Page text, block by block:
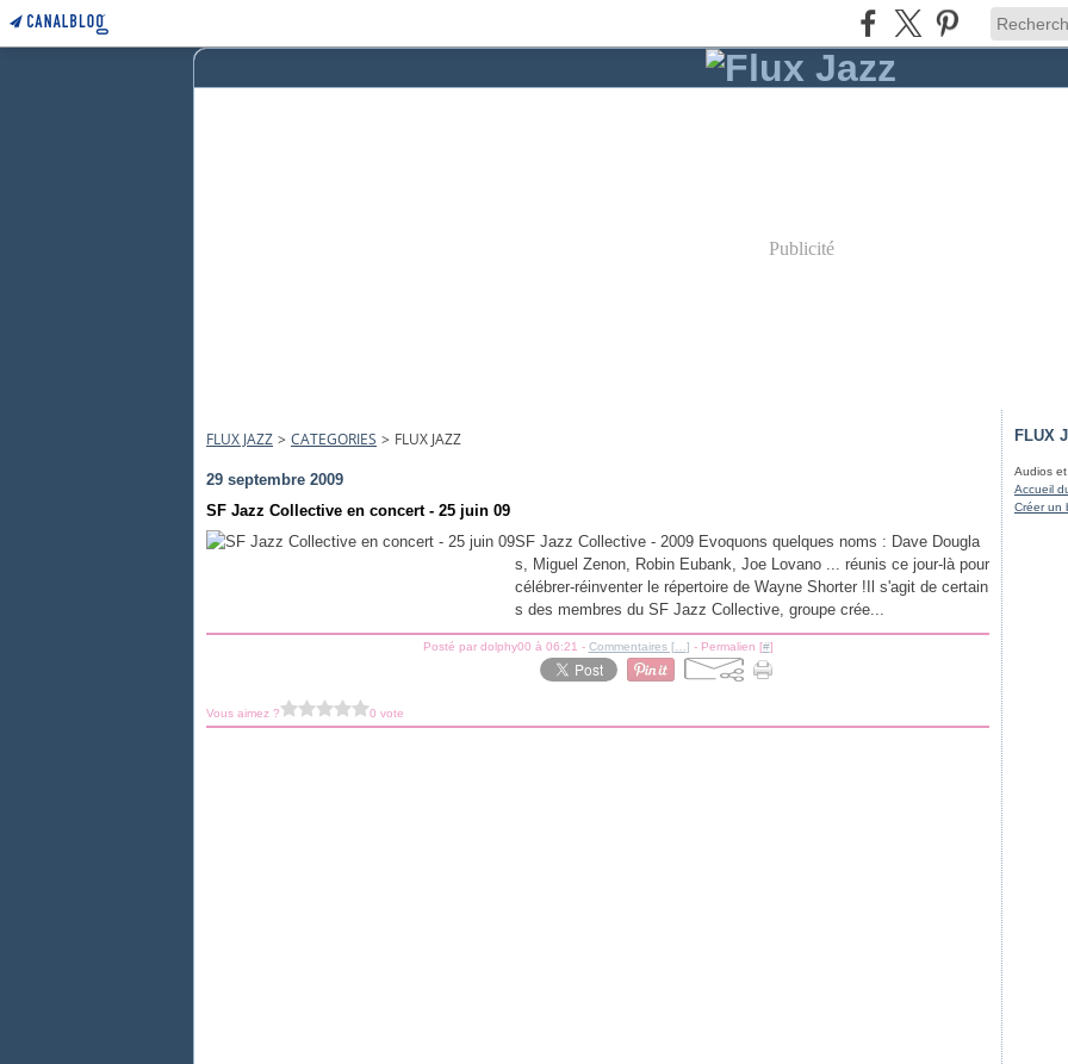
Publicité
FLUX JAZZ > CATEGORIES > FLUX JAZZ
29 septembre 2009
SF Jazz Collective en concert - 25 juin 09
SF Jazz Collective - 2009 Evoquons quelques noms : Dave Dougla
s, Miguel Zenon, Robin Eubank, Joe Lovano ... réunis ce jour-là pour
célébrer-réinventer le répertoire de Wayne Shorter !Il s'agit de certain
s des membres du SF Jazz Collective, groupe crée...
Posté par dolphy00 à 06:21 - Commentaires [… ] - Permalien [#]
Vous aimez ? 0 vote
FLUX
Audios
Accueil
Créer un